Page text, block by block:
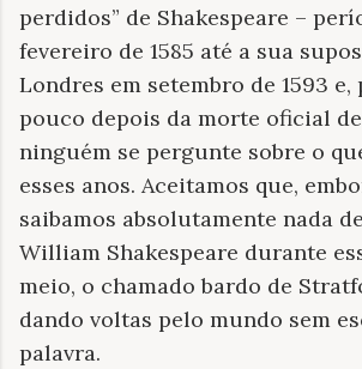
perdidos” de Shakespeare –
fevereiro de 1585 até a sua
Londres em setembro de 1593
pouco depois da morte oficial
ninguém se pergunte sobre o
esses anos. Aceitamos que,
saibamos absolutamente nada
William Shakespeare durante
meio, o chamado bardo de
dando voltas pelo mundo sem
palavra.